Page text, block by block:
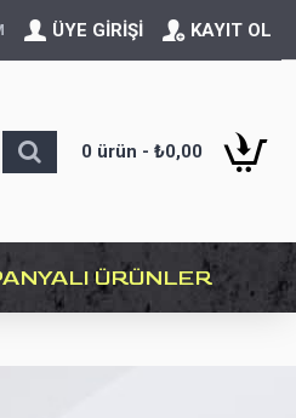
ÜYE GIRIŞI KAYIT OL
0 ürün - ₺0,00
ÜRÜNLER